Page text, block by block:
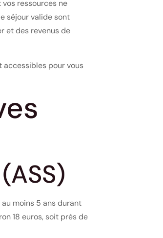
ressources ne
séjour valide sont
et des revenus de
accessibles pour vous
moins 5 ans durant
18 euros, soit près de